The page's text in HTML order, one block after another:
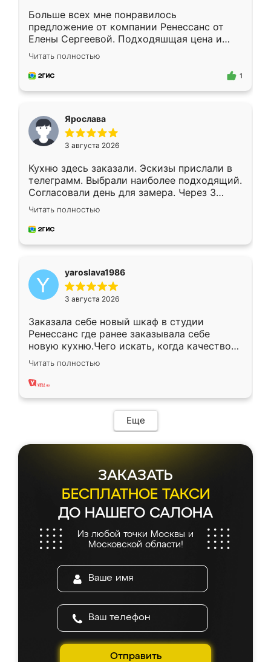
Больше всех мне понравилось
предложение от компании Ренессанс от
Елены Сергеевой. Подходяшщая цена и
короткие сроки изготовления. Приехавший
для замера сотрудник Владислав
предложил по моему эскизу самый
Читать полностью
1
Ярослава
3 августа 2026
Кухню здесь заказали. Эскизы прислали в
телеграмм. Выбрали наиболее подходящий.
Согласовали день для замера. Через 3
недели кухня была уже готова. Остались
довольны работой. Спасибо Ренессанс
мебель за качественную работу!
Читать полностью
yaroslava1986
3 августа 2026
Заказала себе новый шкаф в студии
Ренессанс где ранее заказывала себе
новую кухню.Чего искать, когда качеством
вполне довольна. Служит кухня уже почти
два года, нареканий нет.
Читать полностью
Еще
ЗАКАЗАТЬ
БЕСПЛАТНОЕ ТАКСИ
ДО НАШЕГО САЛОНА
Из любой точки Москвы и
Московской области!
Отправить